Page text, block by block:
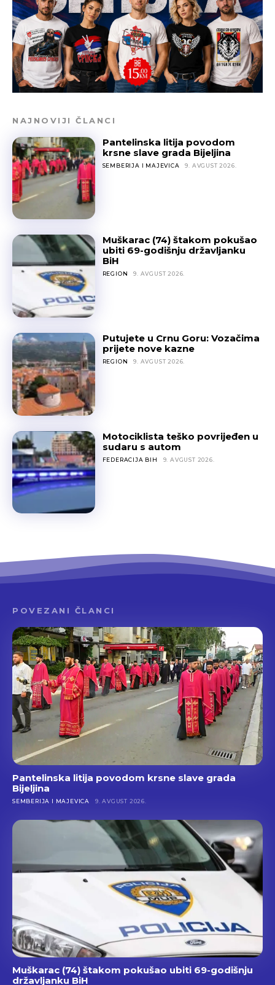
NAJNOVIJI ČLANCI
Pantelinska litija povodom
krsne slave grada Bijeljina
SEMBERIJA I MAJEVICA 9. AVGUST 2026.
Muškarac (74) štakom pokušao
ubiti 69-godišnju državljanku
BiH
REGION 9. AVGUST 2026.
Putujete u Crnu Goru: Vozačima
prijete nove kazne
REGION 9. AVGUST 2026.
Motociklista teško povrijeđen u
sudaru s autom
FEDERACIJA BIH 9. AVGUST 2026.
POVEZANI ČLANCI
Pantelinska litija povodom krsne slave grada
Bijeljina
SEMBERIJA I MAJEVICA 9. AVGUST 2026.
Muškarac (74) štakom pokušao ubiti 69-godišnju
državljanku BiH